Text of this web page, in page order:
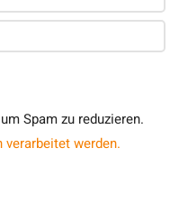
Spam zu reduzieren.
verarbeitet werden.